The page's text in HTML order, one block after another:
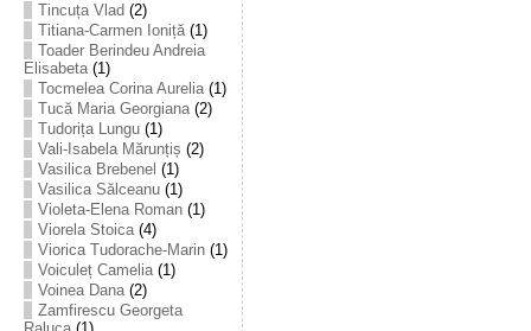
Tincuța Vlad (2)
Titiana-Carmen Ioniță(1)
Toader Berindeu Andreia
Elisabeta(1)
Tocmelea Corina Aurelia(1)
Tucă Maria Georgiana(2)
Tudorița Lungu(1)
Vali-Isabela Mărunțiș (2)
Vasilica Brebenel (1)
Vasilica Sălceanu(1)
Violeta-Elena Roman(1)
Viorela Stoica(4)
Viorica Tudorache-Marin(1)
Voiculeț Camelia(1)
Voinea Dana(2)
Zamfirescu Georgeta